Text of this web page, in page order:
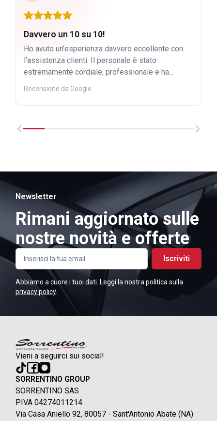
Davvero un 10 su 10!
Ho avuto un’esperienza davvero eccellente con
l’assistenza clienti. Il personale è stato
estremamente cordiale, professionale e ha...
Recensione da Google
Newsletter
Rimani aggiornato sulle
nostre novità e offerte
Iscriviti
Abbiamo a cuore i tuoi dati. Leggi la nostra politica sulla
privacy policy.
Vieni a seguirci sui social!
SORRENTINO GROUP
SORRENTINO SAS
P.IVA 04274011214
Via Casa Aniello 92, 80057 - Sant'Antonio Abate (NA)